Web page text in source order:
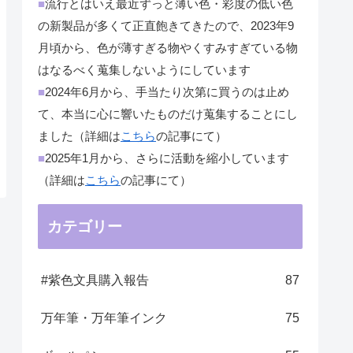
■流行とはいえ最近ずっと薄い色・彩度の低い色
の新製品が多くて正直飽きてきたので、2023年9
月頃から、色が薄すぎる物やくすみすぎている物
はなるべく蒐集しないようにしています
■2024年6月から、手当たり次第に買うのは止め
て、本当に心に響いたものだけ蒐集することにし
ました（詳細はこちらの記事にて）
■2025年1月から、さらに活動を縮小しています
（詳細はこちらの記事にて）
カテゴリー
#紫色文具購入報告 87
万年筆・万年筆インク 75